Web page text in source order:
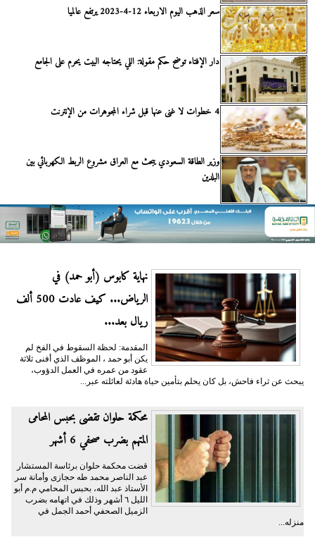
سعر الذهب اليوم الاربعاء 12-4-2023 يرتفع عالميا
دار الإفتاء توضح حكم مقولة: اللي يحتاجه البيت يحرم على الجامع
4 خطوات لا غنى عنها قبل شراء المجوهرات من الإنترنت
وزير الطاقة السعودي يبحث مع العراق مشروع الربط الكهربائي بين
البلدين
نهاية كابوس (أبو حمد) في
الرياض... كيف عادت 500 ألف
ريال بعد...
المقدمة: لحظة السقوط في الفخ لم
يكن أبو حمد ، الموظف الذي أفنى ثلاثة
عقود من عمره في العمل الدؤوب،
يبحث عن ثراء فاحش، بل كان يحلم بتأمين حياة هادئة لعائلته عبر...
محكمة حلوان تقضى بحبس المحامى
المتهم بضرب صحفي 6 أشهر
قضت محكمة حلوان برئاسة المستشار
عبد الناصر محمد طه حجازى وأمانة سر
الأستاذ عبد الله، بحبس المحامي م.م أبو
الليل ٦ أشهر وذلك في اتهامه بضرب
الزميل الصحفي أحمد الجمل في
منزله...